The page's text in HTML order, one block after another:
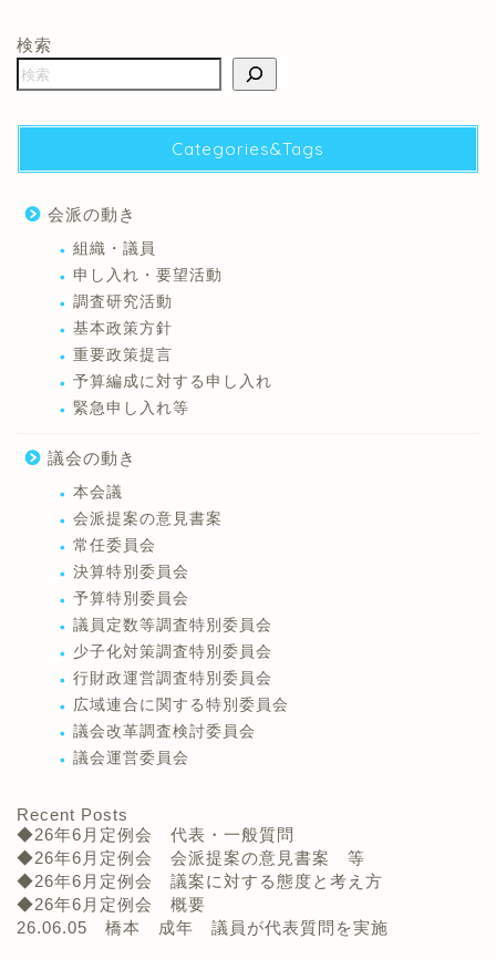
検索
Categories&Tags
会派の動き
組織・議員
申し入れ・要望活動
調査研究活動
基本政策方針
重要政策提言
予算編成に対する申し入れ
緊急申し入れ等
議会の動き
本会議
会派提案の意見書案
常任委員会
決算特別委員会
予算特別委員会
議員定数等調査特別委員会
少子化対策調査特別委員会
行財政運営調査特別委員会
広域連合に関する特別委員会
議会改革調査検討委員会
議会運営委員会
Recent Posts
◆26年6月定例会 代表・一般質問
◆26年6月定例会 会派提案の意見書案 等
◆26年6月定例会 議案に対する態度と考え方
◆26年6月定例会 概要
26.06.05 橋本 成年 議員が代表質問を実施